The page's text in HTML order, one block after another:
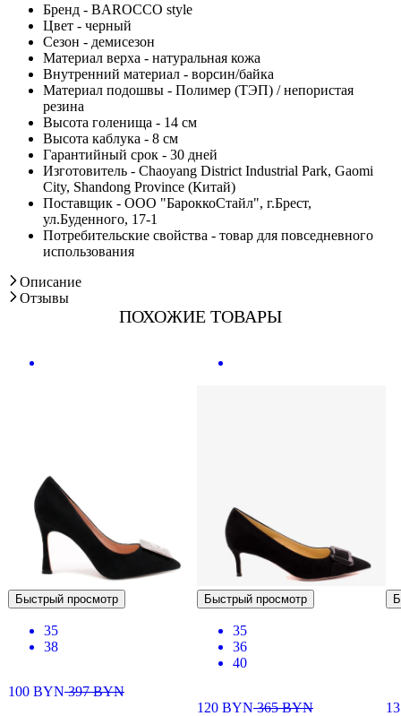
Бренд - BAROCCO style
Цвет - черный
Сезон - демисезон
Материал верха - натуральная кожа
Внутренний материал - ворсин/байка
Материал подошвы - Полимер (ТЭП) / непористая
резина
Высота голенища - 14 см
Высота каблука - 8 см
Гарантийный срок - 30 дней
Изготовитель - Chaoyang District Industrial Park, Gaomi
City, Shandong Province (Китай)
Поставщик - ООО "БароккоСтайл", г.Брест,
ул.Буденного, 17-1
Потребительские свойства - товар для повседневного
использования
Описание
Отзывы
ПОХОЖИЕ ТОВАРЫ
Быстрый просмотр
35
38
100 BYN397BYN
Быстрый просмотр
35
36
40
120 BYN365BYN